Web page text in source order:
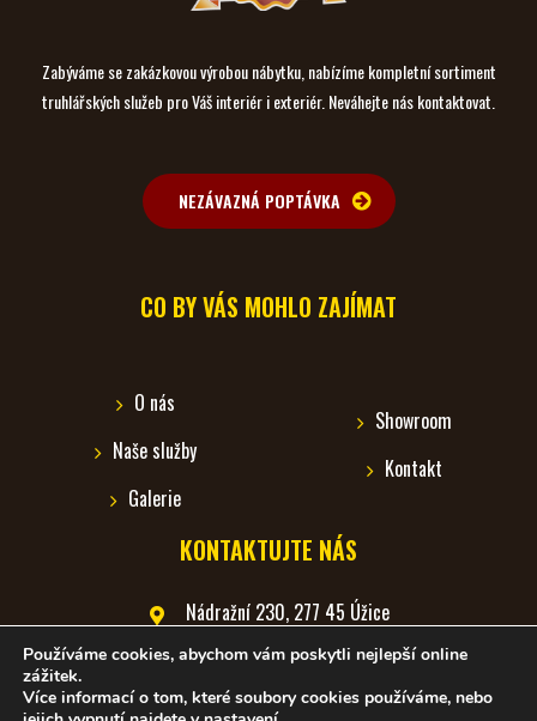
Zabýváme se zakázkovou výrobou nábytku, nabízíme kompletní sortiment
truhlářských služeb pro Váš interiér i exteriér. Neváhejte nás kontaktovat.
NEZÁVAZNÁ POPTÁVKA
CO BY VÁS MOHLO ZAJÍMAT
O nás
Naše služby
Galerie
Showroom
Kontakt
KONTAKTUJTE NÁS
Nádražní 230, 277 45 Úžice
+420 602 388 819
richter_jan@centrum.cz
Používáme cookies, abychom vám poskytli nejlepší online
zážitek.
Více informací o tom, které soubory cookies používáme, nebo